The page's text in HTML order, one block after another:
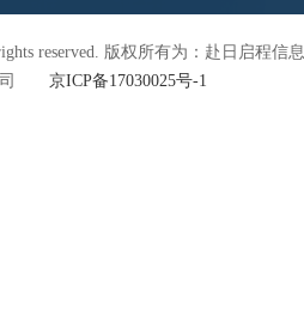
reserved. 版权所有为：赴日启程信
司 京ICP备17030025号-1